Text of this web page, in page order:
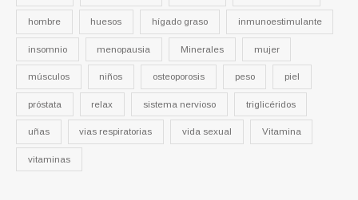
hombre huesos hígado graso inmunoestimulante
insomnio menopausia Minerales mujer
músculos niños osteoporosis peso piel
próstata relax sistema nervioso triglicéridos
uñas vias respiratorias vida sexual Vitamina
vitaminas